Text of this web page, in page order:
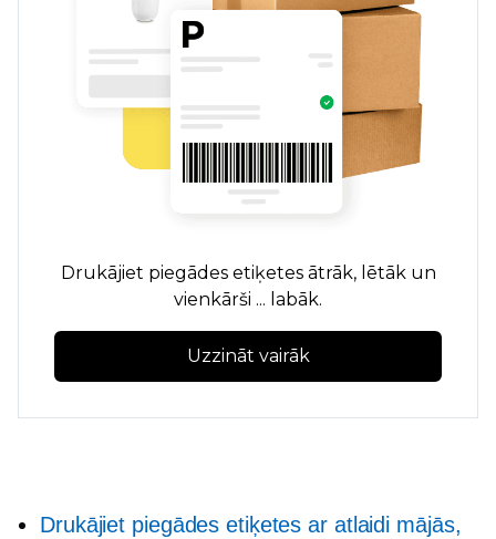
Drukājiet piegādes etiķetes ātrāk, lētāk un
vienkārši ... labāk.
Uzzināt vairāk
Drukājiet piegādes etiķetes ar atlaidi mājās,